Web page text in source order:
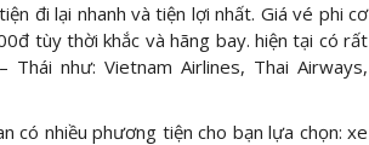
đi lại nhanh và tiện lợi nhất. Giá vé phi cơ
tùy thời khắc và hãng bay. hiện tại có rất
Thái như: Vietnam Airlines, Thai Airways,
có nhiều phương tiện cho bạn lựa chọn: xe